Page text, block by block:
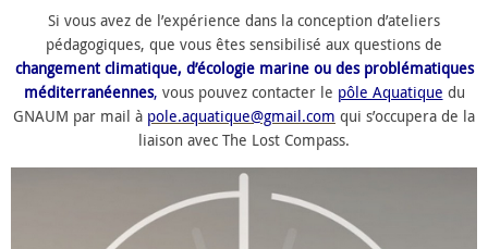
Si vous avez de l’expérience dans la conception d’ateliers
pédagogiques, que vous êtes sensibilisé aux questions de
changement climatique, d’écologie marine ou des problématiques
méditerranéennes, vous pouvez contacter le pôle Aquatique du
GNAUM par mail à pole.aquatique@gmail.com qui s’occupera de la
liaison avec The Lost Compass.